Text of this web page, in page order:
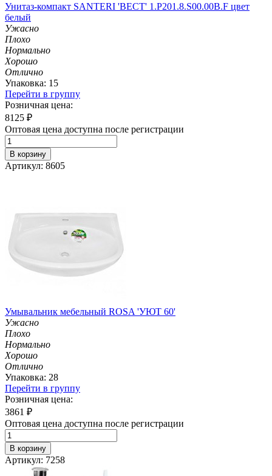
Унитаз-компакт SANTERI 'ВЕСТ' 1.P201.8.S00.00B.F цвет
белый
Ужасно
Плохо
Нормально
Хорошо
Отлично
Упаковка: 15
Перейти в группу
Розничная цена:
8125 ₽
Оптовая цена доступна после регистрации
В корзину
Артикул: 8605
Умывальник мебельный ROSA 'УЮТ 60'
Ужасно
Плохо
Нормально
Хорошо
Отлично
Упаковка: 28
Перейти в группу
Розничная цена:
3861 ₽
Оптовая цена доступна после регистрации
В корзину
Артикул: 7258